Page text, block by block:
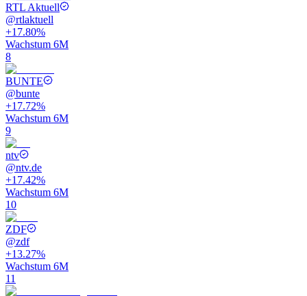
RTL Aktuell
@rtlaktuell
+17.80%
Wachstum 6M
8
BUNTE
@bunte
+17.72%
Wachstum 6M
9
ntv
@ntv.de
+17.42%
Wachstum 6M
10
ZDF
@zdf
+13.27%
Wachstum 6M
11